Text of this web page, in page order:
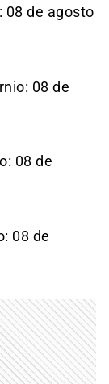
08 de agosto
08 de
08 de
08 de